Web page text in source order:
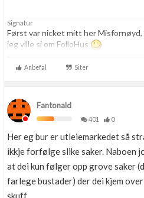
Signatur
Først var nicket mitt her
jeg ville si om FolloHus
Anbefal Siter
Fantonald
401
0
Her eg bur er utleiemarkedet så
ikkje forfølge slike saker. Naboen
at dei kun følger opp grove saker
farlege bustader) der dei kjem
skuff.